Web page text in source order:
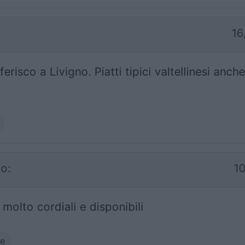
a Livigno. Piatti tipici valtellinesi
cordiali e disponibili